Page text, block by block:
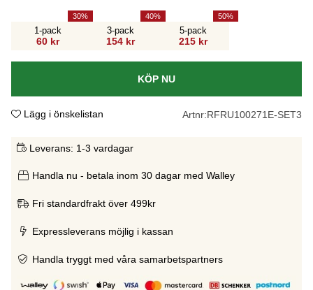
1-pack
60 kr
30
3-pack
154 kr
40
5-pack
215 kr
50
KÖP NU
Lägg i önskelistan Artnr:RFRU100271E-SET3
Leverans: 1-3 vardagar
Handla nu - betala inom 30 dagar med Walley
Fri standardfrakt över 499kr
Expressleverans möjlig i kassan
Handla tryggt med våra samarbetspartners